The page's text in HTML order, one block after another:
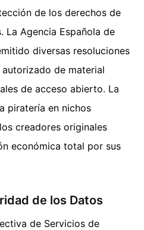
de los derechos de
La Agencia Española de
diversas resoluciones
de material
de acceso abierto. La
piratería en nichos
creadores originales
económica total por sus
de los Datos
de Servicios de